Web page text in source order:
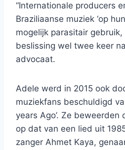
“Internationale producers
Braziliaanse muziek ‘op
mogelijk parasitair
beslissing wel twee keer
advocaat.
Adele werd in 2015 ook
muziekfans beschuldigd
years Ago’. Ze
op dat van een lied uit
zanger Ahmet Kaya,